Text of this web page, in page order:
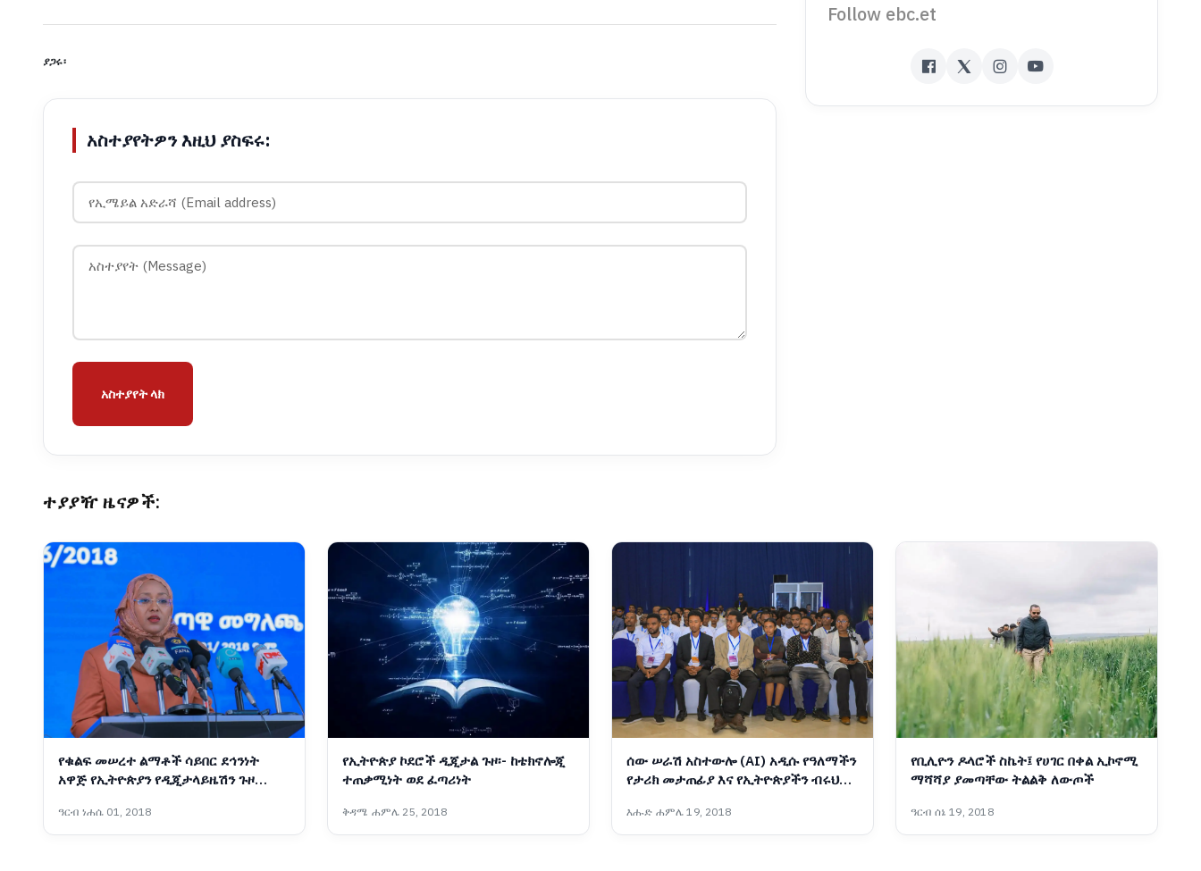
ያጋሩ፡
አስተያየትዎን እዚህ ያስፍሩ:
አስተያየት ላክ
Follow ebc.et
ተያያዥ ዜናዎች:
የቁልፍ መሠረተ ልማቶች ሳይበር ደኅንነት
አዋጅ የኢትዮጵያን የዲጂታላይዜሽን ጉዞ
ዓርብ ነሐሴ 01, 2018
የኢትዮጵያ ኮደሮች ዲጂታል ጉዞ፡- ከቴክኖሎጂ
ተጠቃሚነት ወደ ፈጣሪነት
ቅዳሜ ሐምሌ 25, 2018
ሰው ሠራሽ አስተውሎ (AI) አዲሱ የዓለማችን
የታሪክ መታጠፊያ እና የኢትዮጵያችን ብሩህ
እሑድ ሐምሌ 19, 2018
የቢሊዮን ዶላሮች ስኬት፤ የሀገር በቀል ኢኮኖሚ
ማሻሻያ ያመጣቸው ትልልቅ ለውጦች
ዓርብ ሰኔ 19, 2018